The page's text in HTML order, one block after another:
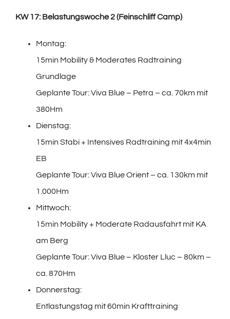
KW 17: Belastungswoche 2 (Feinschliff Camp)
Montag:
15min Mobility & Moderates Radtraining
Grundlage
Geplante Tour: Viva Blue – Petra – ca. 70km mit
380Hm
Dienstag:
15min Stabi + Intensives Radtraining mit 4x4min
EB
Geplante Tour: Viva Blue Orient – ca. 130km mit
1.000Hm
Mittwoch:
15min Mobility + Moderate Radausfahrt mit KA
am Berg
Geplante Tour: Viva Blue – Kloster Lluc – 80km –
ca. 870Hm
Donnerstag:
Entlastungstag mit 60min Krafttraining